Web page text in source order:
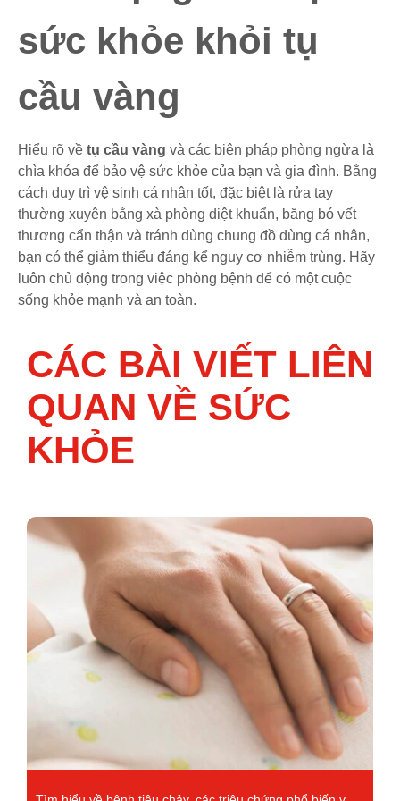
sức khỏe khỏi tụ
cầu vàng
Hiểu rõ về tụ cầu vàng và các biện pháp phòng ngừa là
chìa khóa để bảo vệ sức khỏe của bạn và gia đình. Bằng
cách duy trì vệ sinh cá nhân tốt, đặc biệt là rửa tay
thường xuyên bằng xà phòng diệt khuẩn, băng bó vết
thương cẩn thận và tránh dùng chung đồ dùng cá nhân,
bạn có thể giảm thiểu đáng kể nguy cơ nhiễm trùng. Hãy
luôn chủ động trong việc phòng bệnh để có một cuộc
sống khỏe mạnh và an toàn.
CÁC BÀI VIẾT LIÊN
QUAN VỀ SỨC
KHỎE